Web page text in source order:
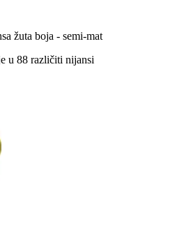
žuta boja - semi-mat
u 88 različiti nijansi